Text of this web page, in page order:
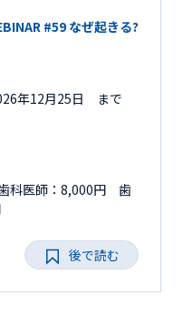
#59 なぜ起きる?
年12月25日 まで
科医師：8,000円 歯
後で読む